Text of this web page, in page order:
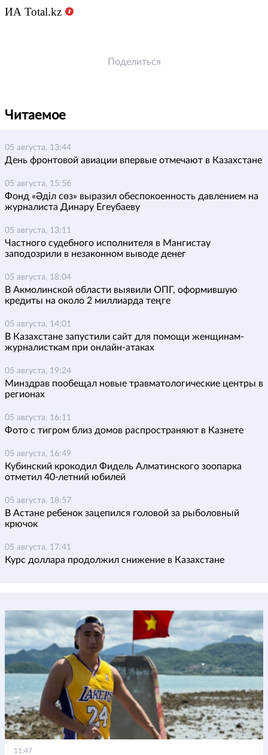
ИА Total.kz
Поделиться
Читаемое
05 августа, 13:44
День фронтовой авиации впервые отмечают в Казахстане
05 августа, 15:56
Фонд «Әділ сөз» выразил обеспокоенность давлением на
журналиста Динару Егеубаеву
05 августа, 13:11
Частного судебного исполнителя в Мангистау
заподозрили в незаконном выводе денег
05 августа, 18:04
В Акмолинской области выявили ОПГ, оформившую
кредиты на около 2 миллиарда теңге
05 августа, 14:01
В Казахстане запустили сайт для помощи женщинам-
журналисткам при онлайн-атаках
05 августа, 19:24
Минздрав пообещал новые травматологические центры в
регионах
05 августа, 16:11
Фото с тигром близ домов распространяют в Казнете
05 августа, 16:49
Кубинский крокодил Фидель Алматинского зоопарка
отметил 40-летний юбилей
05 августа, 18:57
В Астане ребенок зацепился головой за рыболовный
крючок
05 августа, 17:41
Курс доллара продолжил снижение в Казахстане
11:47